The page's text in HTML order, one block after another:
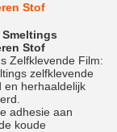
Stof
Stof
Zelfklevende Film:
zelfklevende
en herhaaldelijk
adhesie aan
koude